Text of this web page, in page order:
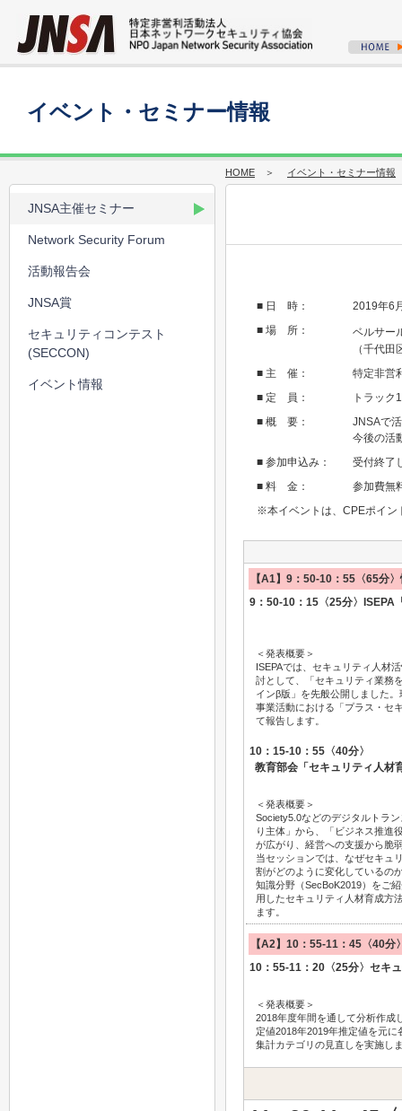
イベント・セミナー情報
HOME ＞ イベント・セミナー情報
■ 日 時：
2019年6
■ 場 所：
ベルサ
（千代
■ 主 催：
特定非営
■ 定 員：
トラッ
■ 概 要：
JNSAで
今後の活
■ 参加申込み：
受付終了
■ 料 金：
参加費無
※本イベントは、CPEポイン
【A1】9：50-10：55〈65分
9：50-10：15〈25分〉ISEPA
＜発表概要＞
ISEPAでは、セキュリティ人材
討として、「セキュリティ業務
インβ版」を先般公開しました
事業活動における「プラス・セ
て報告します。
10：15-10：55〈40分〉
教育部会「セキュリティ人材
＜発表概要＞
Society5.0などのデジタルトラ
り主体」から、「ビジネス推進
が広がり、経営への支援から脆
当セッションでは、なぜセキュ
割がどのように変化しているの
知識分野（SecBoK2019）をご
用したセキュリティ人材育成方
ます。
【A2】10：55-11：45〈40分
10：55-11：20〈25分〉セキ
＜発表概要＞
2018年度年間を通して分析作成
定値2018年2019年推定値を元
集計カテゴリの見直しを実施し
JNSA主催セミナー
Network Security Forum
活動報告会
JNSA賞
セキュリティコンテスト
(SECCON)
イベント情報